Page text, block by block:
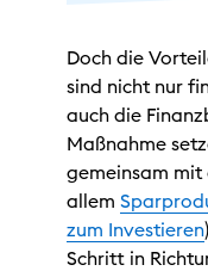
Doch die
sind nicht nur
auch die
Maßnahme
gemeinsam mit
allem
zum Investieren
Schritt in